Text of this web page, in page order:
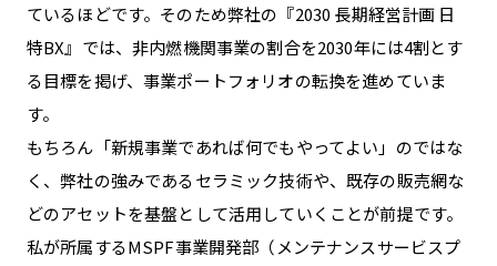
ているほどです。そのため弊社の『2030 長期経営計画 日
特BX』では、非内燃機関事業の割合を2030年には4割とす
る目標を掲げ、事業ポートフォリオの転換を進めていま
す。
もちろん「新規事業であれば何でもやってよい」のではな
く、弊社の強みであるセラミック技術や、既存の販売網な
どのアセットを基盤として活用していくことが前提です。
私が所属するMSPF事業開発部（メンテナンスサービスプ